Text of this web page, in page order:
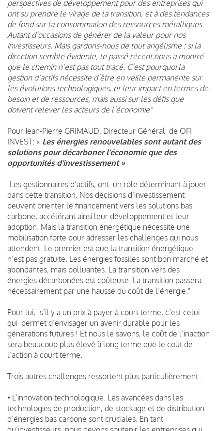
perspectives de développement pour des entreprises qui
ont su prendre le virage de la transition, et à des tendances
de fond sur la consommation des ressources métalliques.
Autant d’occasions de générer de la valeur pour nos
investisseurs. Mais gardons-nous de tout angélisme : si la
direction semble évidente, le passé récent nous a montré
que le chemin n’est pas tout tracé. C’est pourquoi la
gestion d’actifs nécessite d’être en veille permanente sur
les évolutions technologiques, et leur impact en termes de
besoin et de ressources, mais aussi sur les défis que
doivent relever les acteurs de l’économie"
Pour Jean-Pierre GRIMAUD, Directeur Général de OFI
INVEST: « Les énergies renouvelables sont autant des
solutions pour décarboner l’économie que des
opportunités d’investissement »
"Les gestionnaires d’actifs, ont un rôle déterminant à jouer
dans cette transition. Nos décisions d’investissement
peuvent orienter le financement vers les solutions bas
carbone, accélérant ainsi leur développement et leur
adoption. Mais la transition énergétique nécessite une
mobilisation forte pour adresser les challenges qui nous
attendent. Le premier est que la transition énergétique
n’est pas gratuite. Les énergies fossiles sont bon marché et
abondantes, mais polluantes. La transition vers des
énergies décarbonées est coûteuse. La transition passera
nécessairement par une hausse du coût de l’énergie."
Pour lui, "s’il y a un prix à payer à court terme, c’est celui
qui permet d’envisager un avenir durable pour les
générations futures ! Et nous le savons, le coût de l’inaction
sera beaucoup plus élevé à long terme que le coût de
l’action à court terme.
Trois autres challenges ressortent plus particulièrement :
• L’innovation technologique. Les avancées dans les
technologies de production, de stockage et de distribution
d’énergies bas carbone sont cruciales. En tant